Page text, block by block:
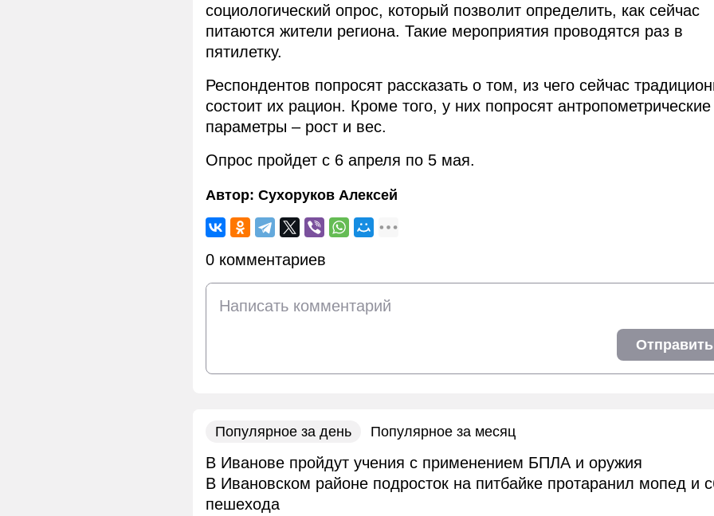
социологический опрос, который позволит определить, как сейчас
питаются жители региона. Такие мероприятия проводятся раз в
пятилетку.
Респондентов попросят рассказать о том, из чего сейчас
состоит их рацион. Кроме того, у них попросят антропометрические
параметры – рост и вес.
Опрос пройдет с 6 апреля по 5 мая.
Автор: Сухоруков Алексей
0 комментариев
Отправить
Популярное за день Популярное за месяц
В Иванове пройдут учения с применением БПЛА и оружия
В Ивановском районе подросток на питбайке протаранил мопед и
пешехода